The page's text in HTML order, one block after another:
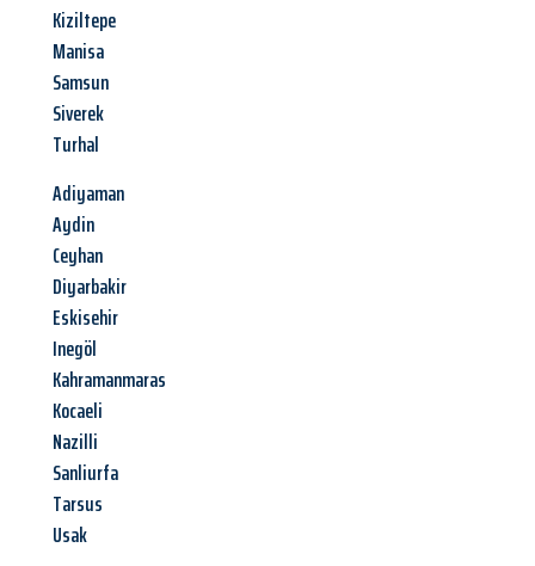
Kiziltepe
Manisa
Samsun
Siverek
Turhal
Adiyaman
Aydin
Ceyhan
Diyarbakir
Eskisehir
Inegöl
Kahramanmaras
Kocaeli
Nazilli
Sanliurfa
Tarsus
Usak